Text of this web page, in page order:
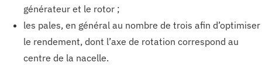
générateur et le rotor ;
les pales, en général au nombre de trois afin d’optimiser
le rendement, dont l’axe de rotation correspond au
centre de la nacelle.